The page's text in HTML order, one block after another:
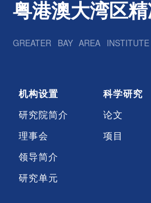
粤港澳大湾区
GREATER BAY AREA
机构设置
研究院简介
理事会
领导简介
研究单元
科学研究
论文
项目